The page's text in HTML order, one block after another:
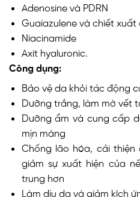
Adenosine và PDRN
Guaiazulene và chiết xuất
Niacinamide
Axit hyaluronic.
Công dụng:
Bảo vệ da khỏi tác động
Dưỡng trắng, làm mờ vết
Dưỡng ẩm và cung cấp
mịn màng
Chống lão hóa, cải
giảm sự xuất hiện của
trung hơn
Làm dịu da và giảm kích